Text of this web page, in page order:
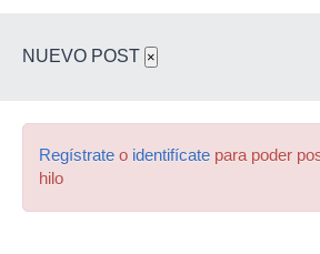
NUEVO POST ×
Regístrate o identifícate para poder
hilo